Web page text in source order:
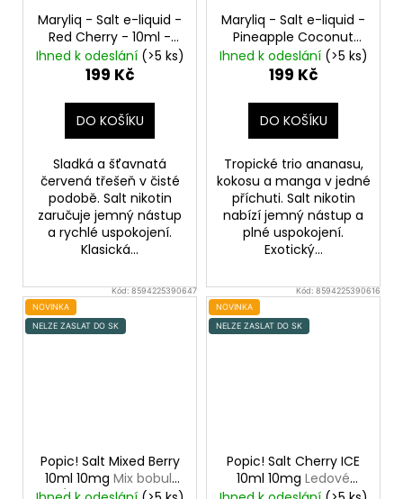
Maryliq - Salt e-liquid -
Red Cherry - 10ml -
20mgTřešeň
Ihned k odeslání (>5 ks)
199 Kč
DO KOŠÍKU
Sladká a šťavnatá
červená třešeň v čisté
podobě. Salt nikotin
zaručuje jemný nástup
a rychlé uspokojení.
Klasická...
Maryliq - Salt e-liquid -
Pineapple Coconut
Melon - 10ml - 20mg
Ananas, Kokos, Vodní
Ihned k odeslání (>5 ks)
199 Kč
DO KOŠÍKU
Tropické trio ananasu,
kokosu a manga v jedné
příchuti. Salt nikotin
nabízí jemný nástup a
plné uspokojení.
Exotický...
Kód:8594225390647
NOVINKA
NELZE ZASLAT DO SK
Popic! Salt Mixed Berry
10ml 10mg Mix bobulí
Kód:8594225390616
NOVINKA
NELZE ZASLAT DO SK
Popic! Salt Cherry ICE
10ml 10mg Ledové